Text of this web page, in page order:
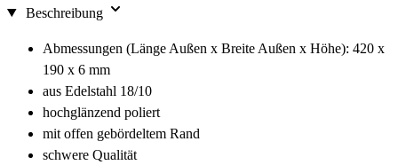
Beschreibung
Abmessungen (Länge Außen x Breite Außen x Höhe): 420 x
190 x 6 mm
aus Edelstahl 18/10
hochglänzend poliert
mit offen gebördeltem Rand
schwere Qualität